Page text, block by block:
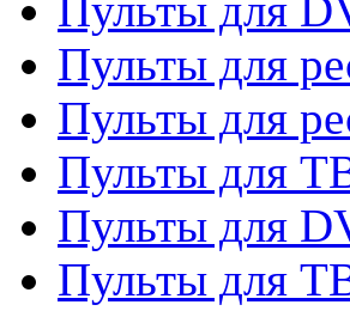
Пульты для
Пульты для
Пульты для
Пульты для
Пульты для